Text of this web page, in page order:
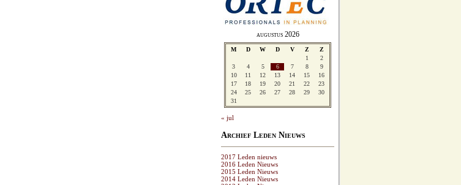
augustus 2026
M D W D V Z
Z
1
2
3
4 5 6 7 8
9
10
11 12 13 14 15
16
17
18 19 20 21 22
23
24
25 26 27 28 29
30
31
« jul
Archief Leden Nieuws
2017 Leden nieuws
2016 Leden Nieuws
2015 Leden Nieuws
2014 Leden Nieuws